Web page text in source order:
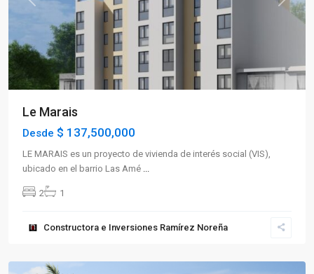
Previous Next
Le Marais
Desde $ 137,500,000
LE MARAIS es un proyecto de vivienda de interés social (VIS),
ubicado en el barrio Las Amé ...
2 1
Constructora e Inversiones Ramírez Noreña
La